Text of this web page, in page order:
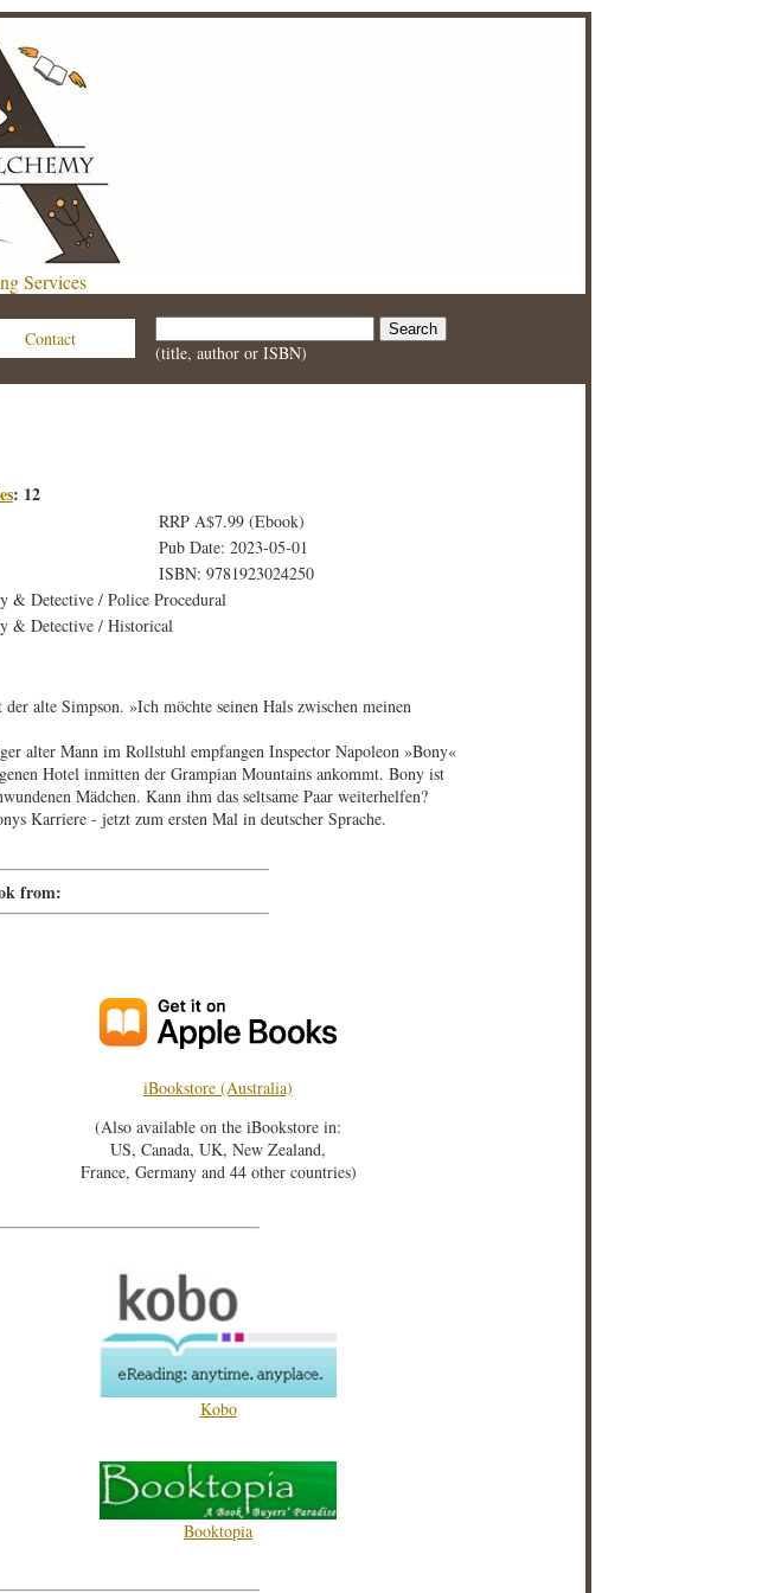
Services
Contact
(title, author or ISBN)
: 12
RRP A$7.99 (Ebook)
Pub Date: 2023-05-01
ISBN: 9781923024250
& Detective / Police Procedural
& Detective / Historical
alte Simpson. »Ich möchte seinen Hals zwischen meinen
alter Mann im Rollstuhl empfangen Inspector Napoleon »Bony«
Hotel inmitten der Grampian Mountains ankommt. Bony ist
Mädchen. Kann ihm das seltsame Paar weiterhelfen?
Karriere - jetzt zum ersten Mal in deutscher Sprache.
from:
iBookstore (Australia)
(Also available on the iBookstore in:
US, Canada, UK, New Zealand,
France, Germany and 44 other countries)
Kobo
Booktopia